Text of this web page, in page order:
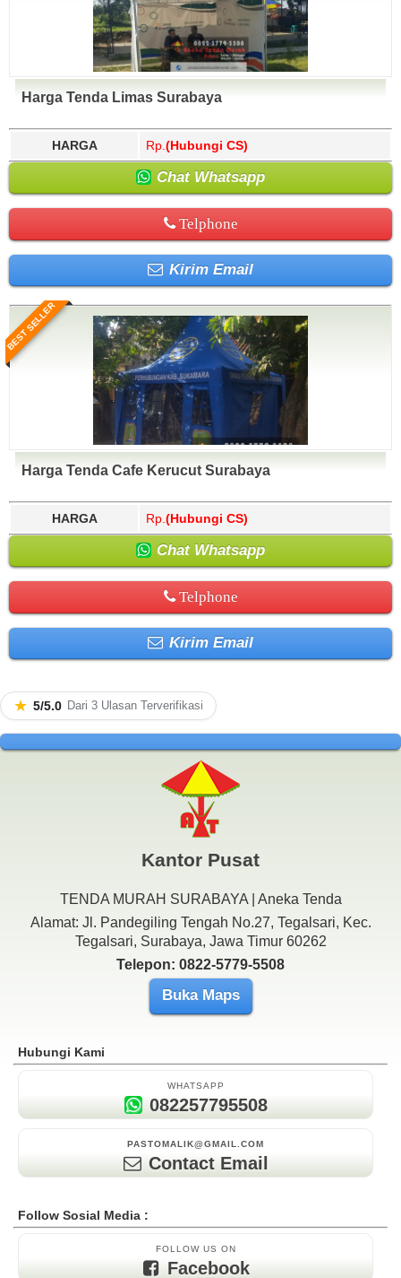
Harga Tenda Limas Surabaya
HARGA Rp. (Hubungi CS)
Chat Whatsapp
Telphone
Kirim Email
BEST SELLER
Harga Tenda Cafe Kerucut Surabaya
HARGA Rp. (Hubungi CS)
Chat Whatsapp
Telphone
Kirim Email
★ 5/5.0 Dari 3 Ulasan Terverifikasi
Kantor Pusat
TENDA MURAH SURABAYA | Aneka Tenda
Alamat: Jl. Pandegiling Tengah No.27, Tegalsari, Kec.
Tegalsari, Surabaya, Jawa Timur 60262
Telepon: 0822-5779-5508
Buka Maps
Hubungi Kami
WHATSAPP
082257795508
PASTOMALIK@GMAIL.COM
Contact Email
Follow Sosial Media :
FOLLOW US ON
Facebook